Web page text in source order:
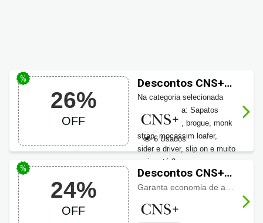
26%
OFF
Descontos CNS+
até 26% OFF na
Seleção
Na categoria selecionada
você encontra: Sapatos
oxford, derby, brogue, monk
strap, mocassim loafer,
sider e driver, slip on e muito
mais, até 2
6% de desconto
. Aproveite!
6 Usados
24%
OFF
Descontos CNS+
em acessórios até
24% OFF